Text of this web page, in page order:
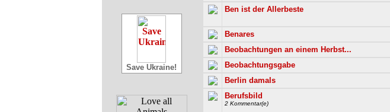
Save Ukraine!
Ben ist der Allerbeste
Benares
Beobachtungen an einem Herbst...
Beobachtungsgabe
Berlin damals
Berufsbild
2 Kommentar(e)